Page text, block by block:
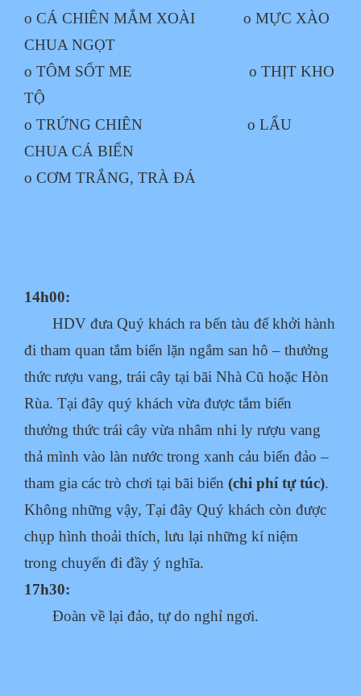
o CÁ CHIÊN MẮM XOÀI o MỰC XÀO
CHUA NGỌT
o TÔM SỐT ME o THỊT KHO
TỘ
o TRỨNG CHIÊN o LẨU
CHUA CÁ BIỂN
o CƠM TRẮNG, TRÀ ĐÁ
14h00:
HDV đưa Quý khách ra bến tàu để khởi hành
đi tham quan tắm biển lặn ngắm san hô – thưởng
thức rượu vang, trái cây tại bãi Nhà Cũ hoặc Hòn
Rùa. Tại đây quý khách vừa được tắm biển
thưởng thức trái cây vừa nhâm nhi ly rượu vang
thả mình vào làn nước trong xanh cảu biển đảo –
tham gia các trò chơi tại bãi biển (chi phí tự túc).
Không những vậy, Tại đây Quý khách còn được
chụp hình thoải thích, lưu lại những kí niệm
trong chuyến đi đầy ý nghĩa.
17h30:
Đoàn về lại đảo, tự do nghỉ ngơi.